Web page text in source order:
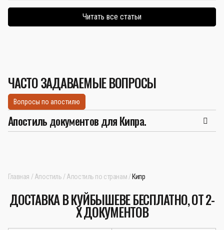
Читать все статьи
ЧАСТО ЗАДАВАЕМЫЕ ВОПРОСЫ
Вопросы по апостилю
Апостиль документов для Кипра.
Главная Апостиль Апостиль по странам Кипр
ДОСТАВКА В КУЙБЫШЕВЕ БЕСПЛАТНО, ОТ 2-
Х ДОКУМЕНТОВ